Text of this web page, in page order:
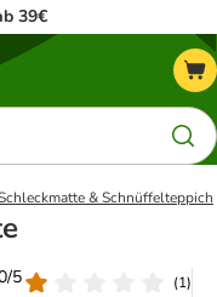
39€
& Schnüffelteppich
5
(1)